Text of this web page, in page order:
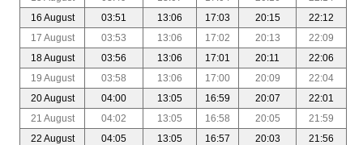
16 August
03:51 13:06 17:03 20:15
22:12
17 August
03:53 13:06 17:02 20:13
22:09
18 August
03:56 13:06 17:01 20:11
22:06
19 August
03:58 13:06 17:00 20:09
22:04
20 August
04:00 13:05 16:59 20:07
22:01
21 August
04:02 13:05 16:58 20:05
21:59
22 August
04:05 13:05 16:57 20:03
21:56